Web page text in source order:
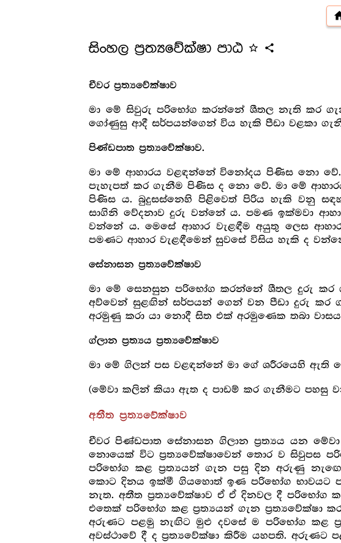
සිංහල ප්‍ර‍ත්‍යවේක්ෂා පාඨ star_outline share
චීවර ප්‍ර‍ත්‍යවේක්ෂාව
මා මේ සිවුරු පරිභෝග කරන්නේ ශීතල නැති කර
ගෝණුසු ආදී සර්පයන්ගෙන් විය හැකි පීඩා වළකා
පිණ්ඩපාත ප්‍ර‍ත්‍යවේක්ෂාව.
මා මේ ආහාරය වළඳන්නේ විනෝදය පිණිස නො
පැහැපත් කර ගැනීම පිණිස ද නො වේ. මා මේ
පිණිස ය. බුදුසස්නෙහි පිළිවෙත් පිරිය හැකි වනු
සාගිනි වේදනාව දුරු වන්නේ ය. පමණ ඉක්මවා
වන්නේ ය. මෙසේ ආහාර වැළඳීම අයුතු ලෙස
පමණට ආහාර වැළඳීමෙන් සුවසේ විසිය හැකි ද
සේනාසන ප්‍ර‍ත්‍යවේක්ෂාව
මා මේ සෙනසුන පරිභෝග කරන්නේ ශීතල දුරු
අව්වෙන් සුළඟින් සර්පයන් ගෙන් වන පීඩා දුරු කර
අරමුණු කරා යා නොදී සිත එක් අරමුණෙක තබා
ග්ලාන ප්‍ර‍ත්‍යය ප්‍ර‍ත්‍යවේක්ෂාව
මා මේ ගිලන් පස වළඳන්නේ මා ගේ ශරීරයෙහි ඇති
(මේවා කලින් කියා ඇත ද පාඩම් කර ගැනීමට පහසු
අතීත ප්‍ර‍ත්‍යවේක්ෂාව
චීවර පිණ්ඩපාත සේනාසන ගිලාන ප්‍ර‍ත්‍යය යන
නොයෙක් විට ප්‍ර‍ත්‍යවේක්ෂාවෙන් තොර ව සිවුපස
පරිභෝග කළ ප්‍ර‍ත්‍යයන් ගැන පසු දින අරුණු
කොට දිනය ඉක්මී ගියහොත් ඉණ පරිභෝග භාවයට
නැත. අතීත ප්‍ර‍ත්‍යවේක්ෂාව ඒ ඒ දිනවල දී
එතෙක් පරිභෝග කළ ප්‍ර‍ත්‍යයන් ගැන ප්‍ර‍ත්‍යවේක්ෂා
අරුණට පළමු නැඟිට මුළු දවසේ ම පරිභෝග කළ
අවස්ථාවේ දී ද ප්‍ර‍ත්‍යවේක්ෂා කිරීම යහපති.